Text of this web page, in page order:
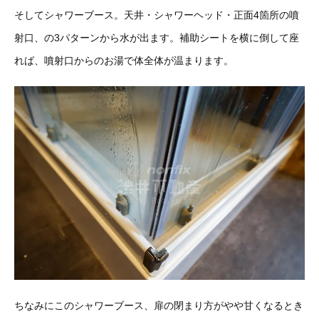
そしてシャワーブース。天井・シャワーヘッド・正面4箇所の噴
射口、の3パターンから水が出ます。補助シートを横に倒して座
れば、噴射口からのお湯で体全体が温まります。
ちなみにこのシャワーブース、扉の閉まり方がやや甘くなるとき